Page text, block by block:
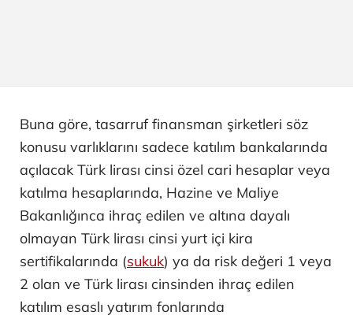
Buna göre, tasarruf finansman şirketleri söz
konusu varlıklarını sadece katılım bankalarında
açılacak Türk lirası cinsi özel cari hesaplar veya
katılma hesaplarında, Hazine ve Maliye
Bakanlığınca ihraç edilen ve altına dayalı
olmayan Türk lirası cinsi yurt içi kira
sertifikalarında (sukuk) ya da risk değeri 1 veya
2 olan ve Türk lirası cinsinden ihraç edilen
katılım esaslı yatırım fonlarında